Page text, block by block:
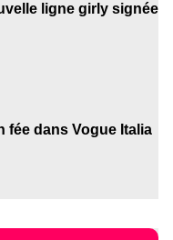
ligne girly signée
fée dans Vogue Italia